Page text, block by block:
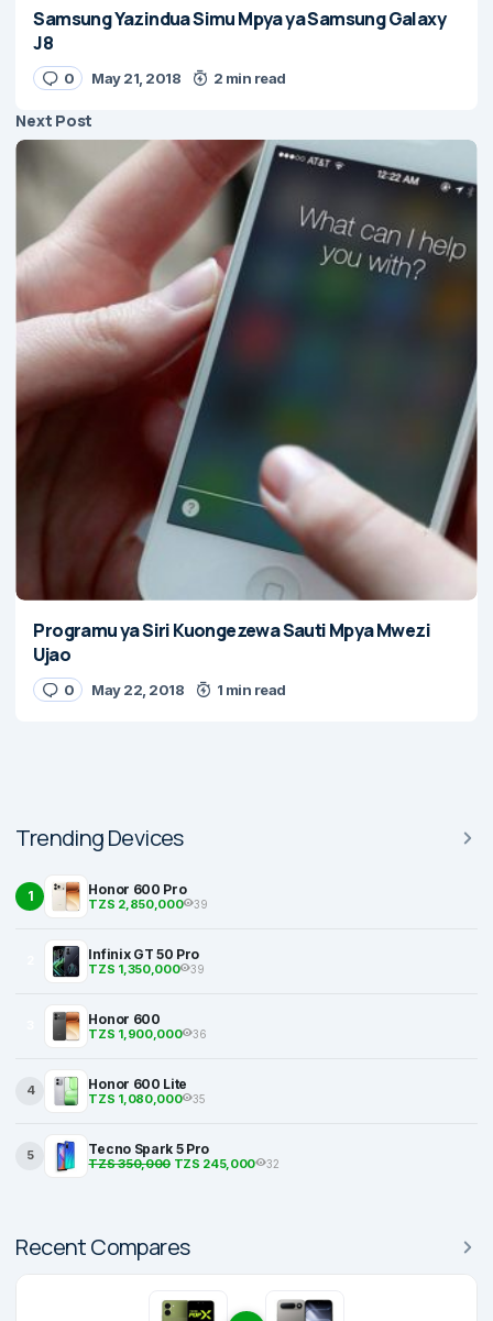
Samsung Yazindua Simu Mpya ya Samsung Galaxy
J8
0 May 21, 2018 2 min read
Next Post
Programu ya Siri Kuongezewa Sauti Mpya Mwezi
Ujao
0 May 22, 2018 1 min read
Trending Devices
1 Honor 600 Pro
TZS 2,850,000 39
Infinix GT 50 Pro
TZS 1,350,000 39
Honor 600
TZS 1,900,000 36
4 Honor 600 Lite
TZS 1,080,000 35
5 Tecno Spark 5 Pro
TZS 350,000TZS 245,000 32
Recent Compares